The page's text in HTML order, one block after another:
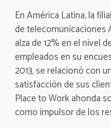
En América Latina, la
de telecomunicaciones
alza de 12% en el nivel
empleados en su
2013, se relacionó con
satisfacción de sus
Place to Work ahonda
como impulsor de los